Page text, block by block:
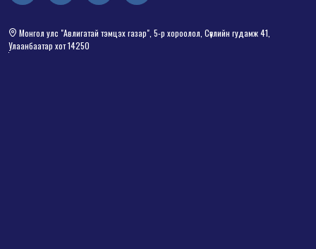
Монгол улс "Авлигатай тэмцэх газар", 5-р хороолол, Сөүлийн гудамж 41,
Улаанбаатар хот 14250